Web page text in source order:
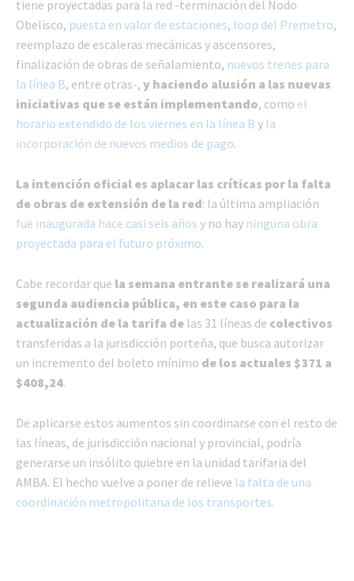
tiene proyectadas para la red -terminación del Nodo
Obelisco, puesta en valor de estaciones, loop del Premetro,
reemplazo de escaleras mecánicas y ascensores,
finalización de obras de señalamiento, nuevos trenes para
la línea B, entre otras-, y haciendo alusión a las nuevas
iniciativas que se están implementando, como el
horario extendido de los viernes en la línea B y la
incorporación de nuevos medios de pago.
La intención oficial es aplacar las críticas por la falta
de obras de extensión de la red: la última ampliación
fue inaugurada hace casi seis años y no hay ninguna obra
proyectada para el futuro próximo.
Cabe recordar que la semana entrante se realizará una
segunda audiencia pública, en este caso para la
actualización de la tarifa de las 31 líneas de colectivos
transferidas a la jurisdicción porteña, que busca autorizar
un incremento del boleto mínimo de los actuales $371 a
$408,24.
De aplicarse estos aumentos sin coordinarse con el resto de
las líneas, de jurisdicción nacional y provincial, podría
generarse un insólito quiebre en la unidad tarifaria del
AMBA. El hecho vuelve a poner de relieve la falta de una
coordinación metropolitana de los transportes.